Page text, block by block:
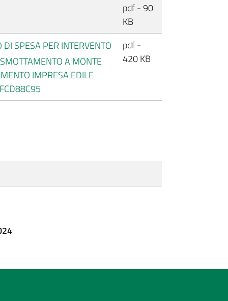
pdf - 90
KB
SPESA PER INTERVENTO
A MONTE
IMPRESA EDILE
pdf -
420 KB